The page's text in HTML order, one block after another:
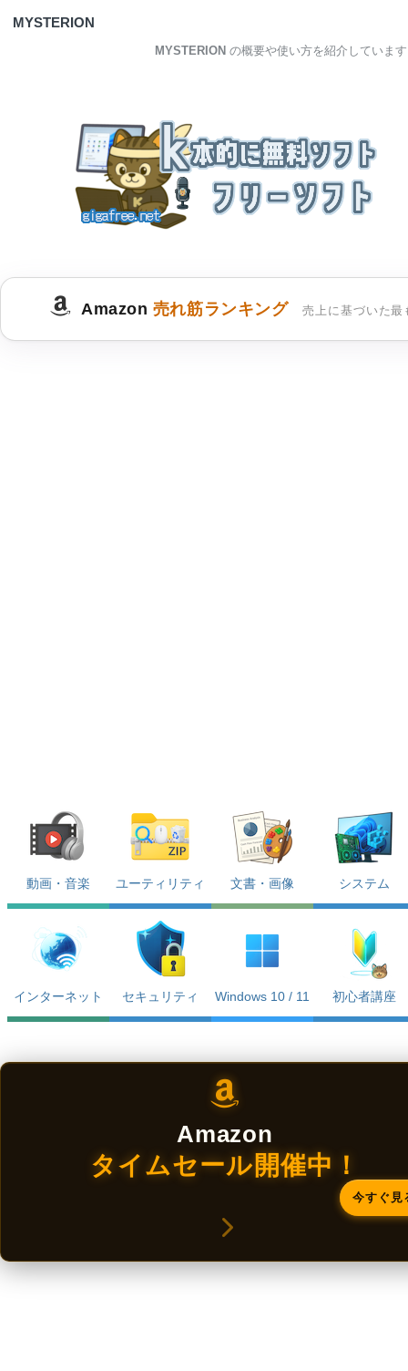
MYSTERION
MYSTERION の概要や使い方を紹介しています
Amazon 売れ筋ランキング 売上に基づいた最
動画・音楽 ユーティリティ 文書・画像 システム
インターネット セキュリティ Windows 10 / 11 初心者講座
Amazon
タイムセール開催中！
今すぐ見